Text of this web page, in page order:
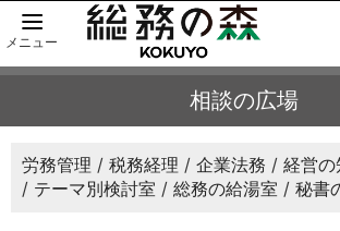
メニュー
相談の広場
労務管理 税務経理 企業法務
経営の
テーマ別検討室
総務の給湯室 秘書